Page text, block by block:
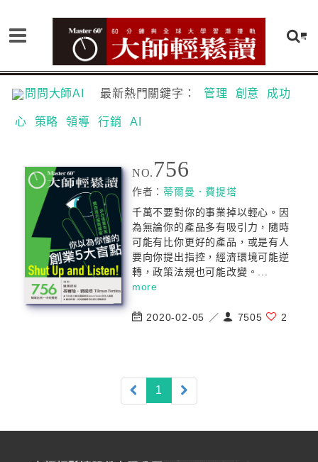
問問大師AI 最新熱門關鍵字： 管理 創意 成功
心 策略 領導 行銷 AI
NO. 756
作者：蒂爾曼．費提塔
千萬不要對你的事業掉以輕心。因
為無論你的產品多有吸引力，隨時
可能有比你更好的產品，或是有人
要向你提出指控，經濟環境可能逆
轉，政策法規也可能改變。...
more
2020-02-05 ／ 7505 2
1 (current)